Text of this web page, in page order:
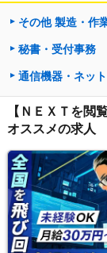
その他 製造・作
秘書・受付事務
通信機器・ネッ
【ＮＥＸＴを閲
オススメの求人